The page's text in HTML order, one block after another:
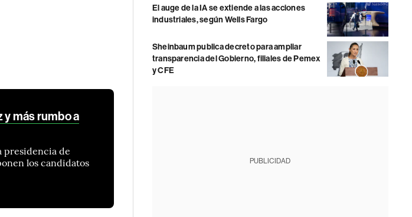
y más rumbo a
presidencia de
los candidatos
El auge de la IA se extiende a las acciones
industriales, según Wells Fargo
Sheinbaum publica decreto para ampliar
transparencia del Gobierno, filiales de Pemex
y CFE
PUBLICIDAD